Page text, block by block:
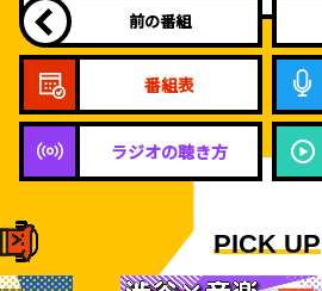
前の番組
番組表
ラジオの聴き方
PICK UP